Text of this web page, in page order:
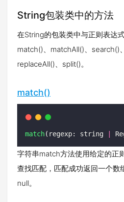
String包装类中的方法
在String的包装类中与正则表达
match()、matchAll()、search()
replaceAll()、split()。
match()
match(regexp: string
字符串match方法使用给定的正
查找匹配，匹配成功返回一个数
null。